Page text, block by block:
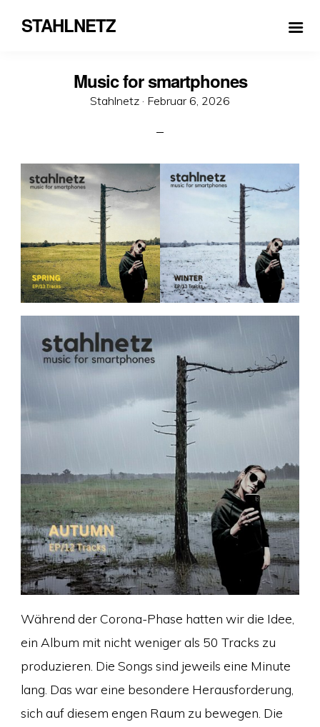
STAHLNETZ
Music for smartphones
Stahlnetz · Veröffentlicht
Februar 6, 2026
Während der Corona-Phase hatten wir die Idee,
ein Album mit nicht weniger als 50 Tracks zu
produzieren. Die Songs sind jeweils eine Minute
lang. Das war eine besondere Herausforderung,
sich auf diesem engen Raum zu bewegen. Die